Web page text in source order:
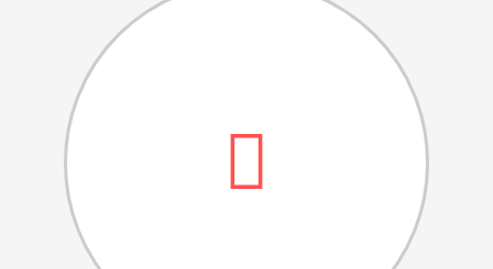
Dia de S.Martinho
Aniversários da Instituição
Almoço / Lanche de Natal
Atividades Semanais
Feiras e Exposições
Grupos Musicais do Centro de Dia